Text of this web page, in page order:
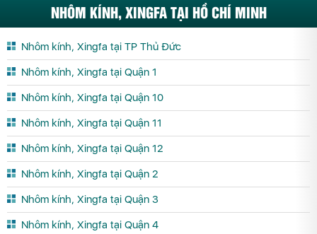
NHÔM KÍNH, XINGFA TẠI HỒ CHÍ MINH
Nhôm kính, Xingfa tại TP Thủ Đức
Nhôm kính, Xingfa tại Quận 1
Nhôm kính, Xingfa tại Quận 10
Nhôm kính, Xingfa tại Quận 11
Nhôm kính, Xingfa tại Quận 12
Nhôm kính, Xingfa tại Quận 2
Nhôm kính, Xingfa tại Quận 3
Nhôm kính, Xingfa tại Quận 4